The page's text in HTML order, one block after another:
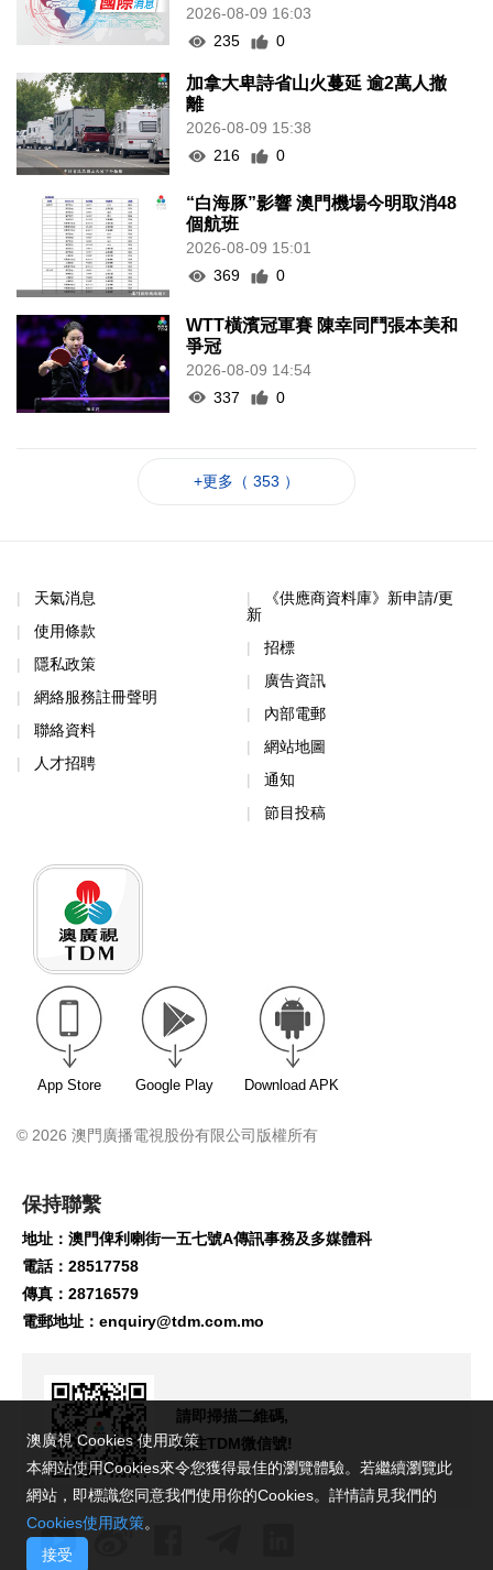
2026-08-09 16:03
235
0
加拿大卑詩省山火蔓延 逾2萬人撤
離
2026-08-09 15:38
216
0
“白海豚”影響 澳門機場今明取消48
個航班
2026-08-09 15:01
369
0
WTT橫濱冠軍賽 陳幸同鬥張本美和
爭冠
2026-08-09 14:54
337
0
+更多（ 353 ）
天氣消息
使用條款
隱私政策
網絡服務註冊聲明
聯絡資料
人才招聘
《供應商資料庫》新申請/更
新
招標
廣告資訊
內部電郵
網站地圖
通知
節目投稿
App Store Google Play Download APK
© 2026 澳門廣播電視股份有限公司版權所有
保持聯繫
地址：澳門俾利喇街一五七號A傳訊事務及多媒體科
電話：28517758
傳真：28716579
電郵地址： enquiry@tdm.com.mo
請即掃描二維碼,
關注TDM微信號!
澳廣視 Cookies 使用政策
本網站使用Cookies來令您獲得最佳的瀏覽體驗。若繼續瀏覽此
網站，即標識您同意我們使用你的Cookies。詳情請見我們的
Cookies使用政策。
接受